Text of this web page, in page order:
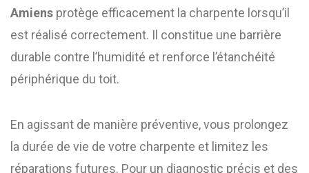
Amiens protège efficacement la charpente lorsqu’il
est réalisé correctement. Il constitue une barrière
durable contre l’humidité et renforce l’étanchéité
périphérique du toit.
En agissant de manière préventive, vous prolongez
la durée de vie de votre charpente et limitez les
réparations futures. Pour un diagnostic précis et des